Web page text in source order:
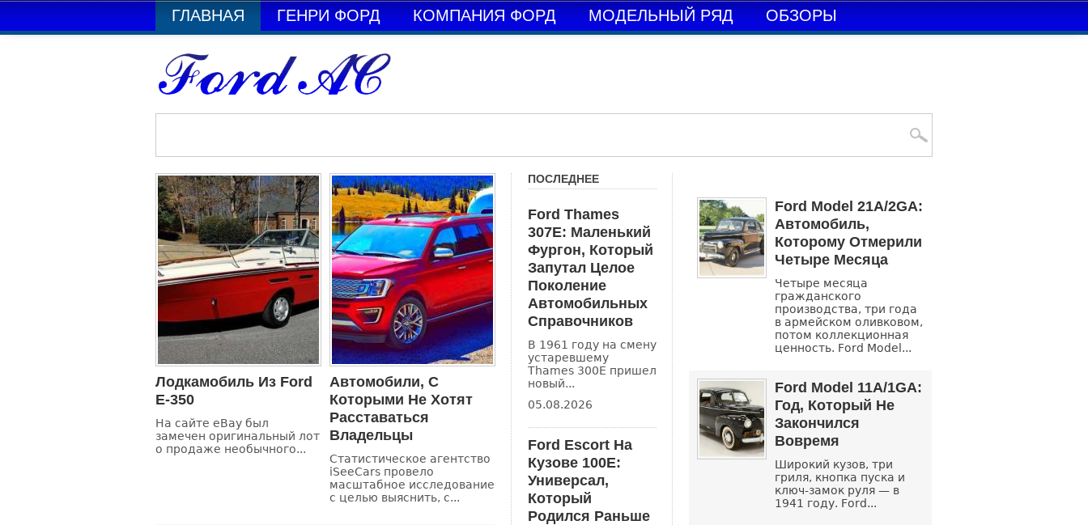
ГЛАВНАЯ ГЕНРИ ФОРД КОМПАНИЯ ФОРД МОДЕЛЬНЫЙ РЯД ОБЗОРЫ
Search
Лодкамобиль Из Ford
E-350
На сайте eBay был
замечен оригинальный лот
о продаже необычного...
Автомобили, С
Которыми Не Хотят
Расставаться
Владельцы
Статистическое агентство
iSeeCars провело
масштабное исследование
с целью выяснить, с...
ПОСЛЕДНЕЕ
Ford Thames
307E: Маленький
Фургон, Который
Запутал Целое
Поколение
Автомобильных
Справочников
В 1961 году на смену
устаревшему
Thames 300E пришел
новый...
05.08.2026
Ford Escort На
Кузове 100E:
Универсал,
Который
Родился Раньше
Ford Model 21A/2GA:
Автомобиль,
Которому Отмерили
Четыре Месяца
Четыре месяца
гражданского
производства, три года
в армейском оливковом,
потом коллекционная
ценность. Ford Model...
Ford Model 11A/1GA:
Год, Который Не
Закончился
Вовремя
Широкий кузов, три
гриля, кнопка пуска и
ключ-замок руля — в
1941 году. Ford...